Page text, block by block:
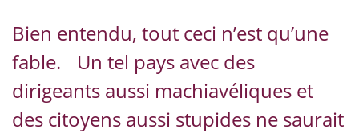
Bien entendu, tout ceci n’est qu’une
fable. Un tel pays avec des
dirigeants aussi machiavéliques et
des citoyens aussi stupides ne saurait